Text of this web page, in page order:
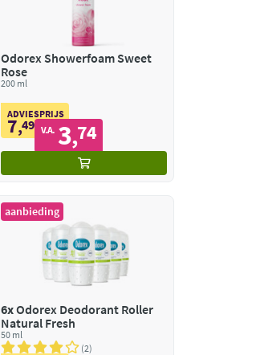
Odorex Showerfoam Sweet
Rose
200 ml
ADVIESPRIJS
7,49 V.A. 3,74
aanbieding
6xOdorex Deodorant Roller
Natural Fresh
50 ml
2